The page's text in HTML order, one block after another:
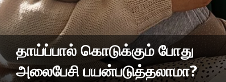
தாய்ப்பால் கொடுக்கும் போது
அலைபேசி பயன்படுத்தலாமா?